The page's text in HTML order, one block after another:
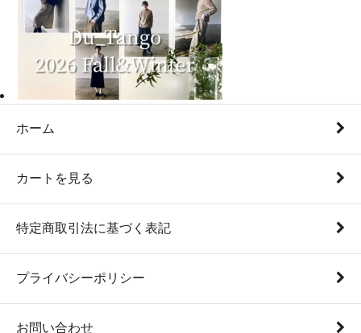
ホーム
カートを見る
特定商取引法に基づく表記
プライバシーポリシー
お問い合わせ